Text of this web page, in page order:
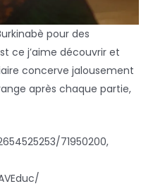
pour des
ce j’aime découvrir et
concerve jalousement
après chaque partie,
71950200,